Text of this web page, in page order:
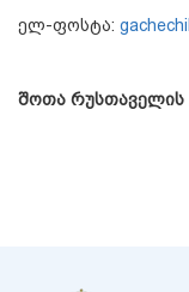
ელ-ფოსტა:
შოთა რუსთაველის